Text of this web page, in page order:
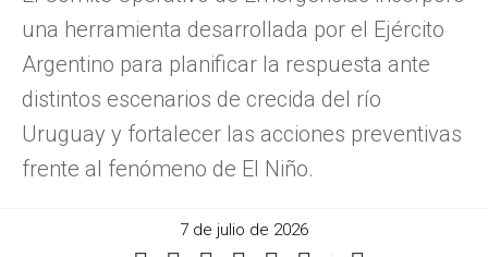
una herramienta desarrollada por el Ejército
Argentino para planificar la respuesta ante
distintos escenarios de crecida del río
Uruguay y fortalecer las acciones preventivas
frente al fenómeno de El Niño.
7 de julio de 2026